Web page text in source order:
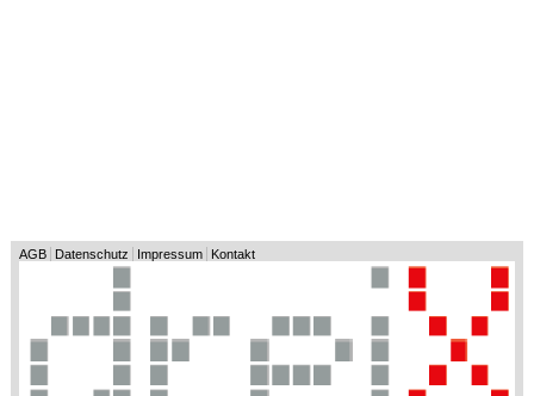
AGB Datenschutz Impressum Kontakt